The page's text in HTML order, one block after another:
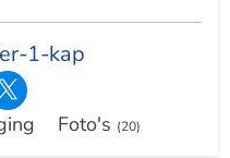
1-kap
Foto's (20)